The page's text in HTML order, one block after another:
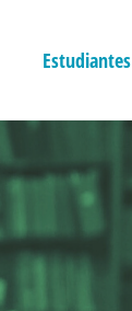
Estudiantes